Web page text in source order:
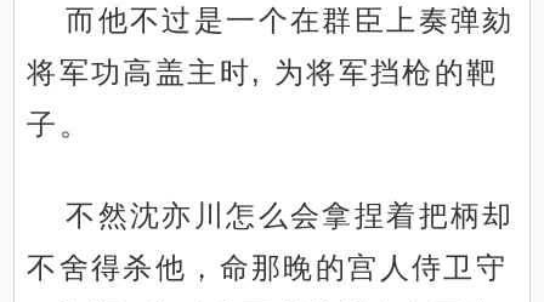
而他不过是一个在群臣上奏弹劾
将军功高盖主时, 为将军挡枪的靶
子。
不然沈亦川怎么会拿捏着把柄却
不舍得杀他，命那晚的宫人侍卫守